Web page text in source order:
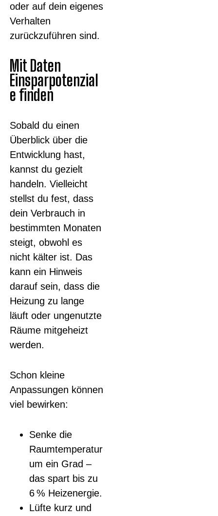
oder auf dein eigenes
Verhalten
zurückzuführen sind.
Mit Daten
Einsparpotenzial
e finden
Sobald du einen
Überblick über die
Entwicklung hast,
kannst du gezielt
handeln. Vielleicht
stellst du fest, dass
dein Verbrauch in
bestimmten Monaten
steigt, obwohl es
nicht kälter ist. Das
kann ein Hinweis
darauf sein, dass die
Heizung zu lange
läuft oder ungenutzte
Räume mitgeheizt
werden.
Schon kleine
Anpassungen können
viel bewirken:
Senke die
Raumtemperatur
um ein Grad –
das spart bis zu
6 % Heizenergie.
Lüfte kurz und